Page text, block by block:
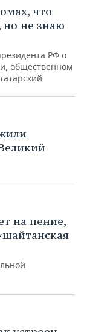
что
но не знаю
РФ о
общественном
на пение,